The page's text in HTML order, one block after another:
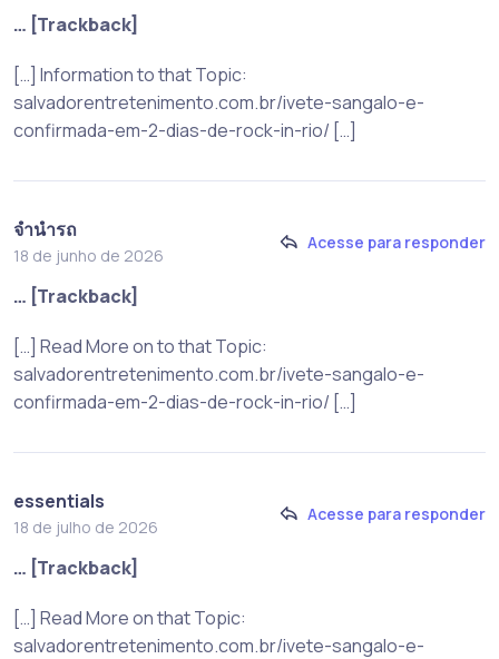
… [Trackback]
[…] Information to that Topic:
salvadorentretenimento.com.br/ivete-sangalo-e-
confirmada-em-2-dias-de-rock-in-rio/ […]
จำนำรถ
18 de junho de 2026
Acesse para responder
… [Trackback]
[…] Read More on to that Topic:
salvadorentretenimento.com.br/ivete-sangalo-e-
confirmada-em-2-dias-de-rock-in-rio/ […]
essentials
18 de julho de 2026
Acesse para responder
… [Trackback]
[…] Read More on that Topic:
salvadorentretenimento.com.br/ivete-sangalo-e-